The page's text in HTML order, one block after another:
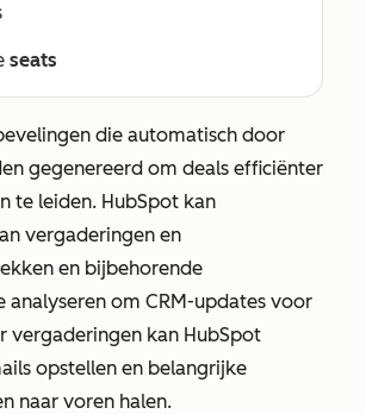
seats
die automatisch door
gegenereerd om deals efficiënter
te leiden. HubSpot kan
vergaderingen en
en bijbehorende
om CRM-updates voor
vergaderingen kan HubSpot
opstellen en belangrijke
naar voren halen.